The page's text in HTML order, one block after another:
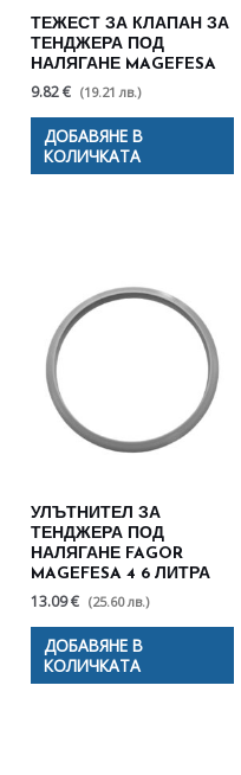
ТЕЖЕСТ ЗА КЛАПАН ЗА
ТЕНДЖЕРА ПОД
НАЛЯГАНЕ MAGEFESA
9.82 € (19.21 лв.)
ДОБАВЯНЕ В
КОЛИЧКАТА
УЛЪТНИТЕЛ ЗА
ТЕНДЖЕРА ПОД
НАЛЯГАНЕ FAGOR
MAGEFESA 4 6 ЛИТРА
13.09 € (25.60 лв.)
ДОБАВЯНЕ В
КОЛИЧКАТА